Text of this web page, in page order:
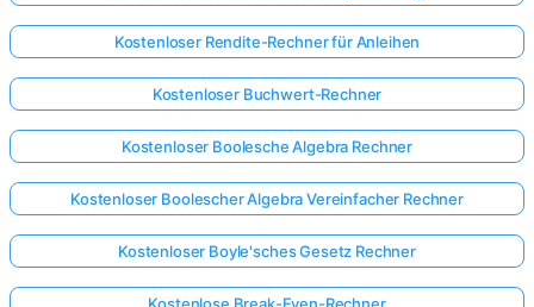
Kostenloser Rendite-Rechner für Anleihen
Kostenloser Buchwert-Rechner
Kostenloser Boolesche Algebra Rechner
Kostenloser Boolescher Algebra Vereinfacher Rechner
Kostenloser Boyle'sches Gesetz Rechner